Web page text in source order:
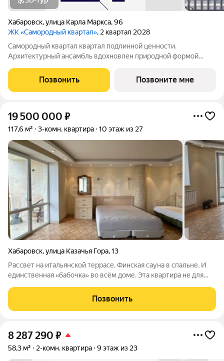
Хабаровск,улица Карла Маркса,96
ЖК «Самородный квартал», 2 квартал 2028
Самородный квартал квартал подлинной ценности.
Архитектурный ансамбль вдохновлен природной формой
геометрией фасадов. Внутренний двор и места общего
пользования также содержат стилистические
Позвонить Позвоните мне
19 500 000 ₽
117,6 м² 3-комн. квартира 10 этаж из 27
Хабаровск,улица Казачья Гора,13
Рассвет на итальянской террасе. Финская сауна в спальне. И
единственная «бабочка» во всём доме. Эта квартира не для
небо и город у ног. «Бабочка» от архитектора-визионера
единственная в
Позвонить
8 287 290 ₽
58,3 м² 2-комн. квартира 9 этаж из 23